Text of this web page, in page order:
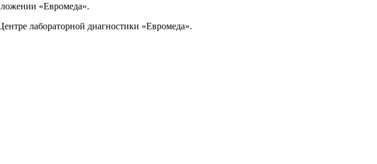
«Евромеда».
лабораторной диагностики «Евромеда».